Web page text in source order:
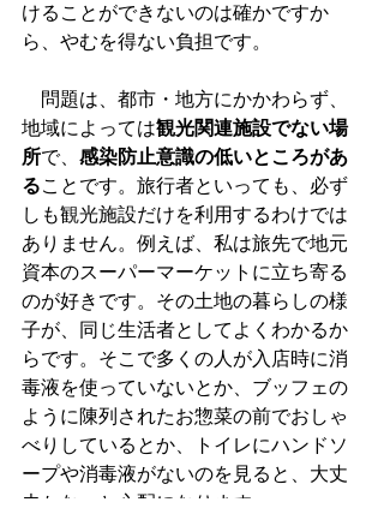
けることができないのは確かですか
ら、やむを得ない負担です。
問題は、都市・地方にかかわらず、
地域によっては観光関連施設でない場
所で、 感染防止意識の低いところがあ
ることです。旅行者といっても、必ず
しも観光施設だけを利用するわけでは
ありません。例えば、私は旅先で地元
資本のスーパーマーケットに立ち寄る
のが好きです。その土地の暮らしの様
子が、同じ生活者としてよくわかるか
らです。そこで多くの人が入店時に消
毒液を使っていないとか、ブッフェの
ように陳列されたお惣菜の前でおしゃ
べりしているとか、トイレにハンドソ
ープや消毒液がないのを見ると、大丈
夫かな、と心配になります。